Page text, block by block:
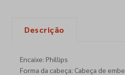
Descrição
Encaixe: Phillips
Forma da cabeça: Cabeça de